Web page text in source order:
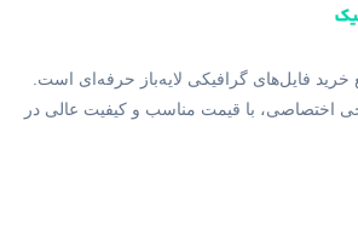
فایل‌های گرافیکی لایه‌باز حرفه‌ای است.
اختصاصی، با قیمت مناسب و کیفیت عالی در